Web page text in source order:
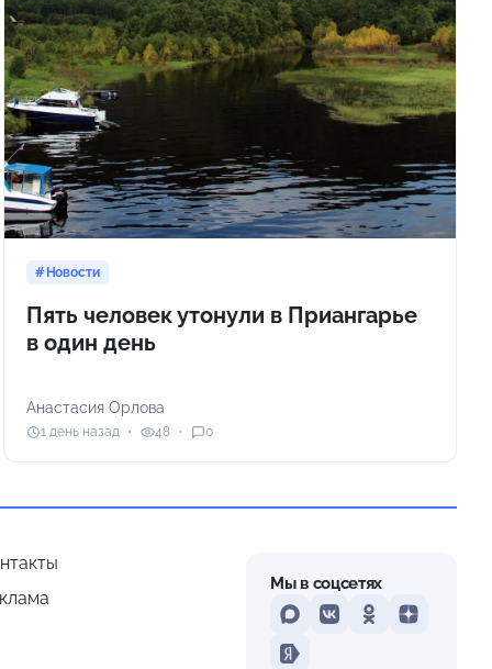
Новости
Пять человек утонули в Приангарье
в один день
Анастасия Орлова
1 день назад 48 0
Мы в соцсетях
MAXVKontakteOdnoklassniki
Dzen
Yandex